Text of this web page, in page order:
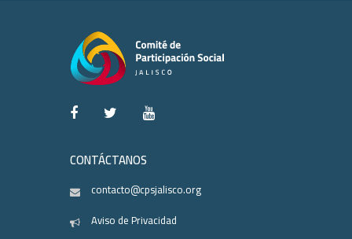
CONTÁCTANOS
contacto@cpsjalisco.org
Aviso de Privacidad